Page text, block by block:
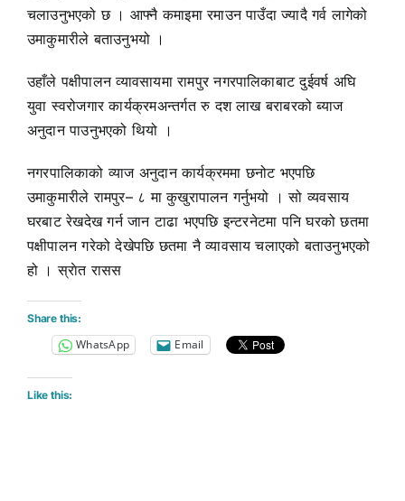
चलाउनुभएको छ । आफ्नै कमाइमा रमाउन पाउँदा ज्यादै गर्व लागेको
उमाकुमारीले बताउनुभयो ।
उहाँले पक्षीपालन व्यावसायमा रामपुर नगरपालिकाबाट दुईवर्ष अघि
युवा स्वरोजगार कार्यक्रमअन्तर्गत रु दश लाख बराबरको ब्याज
अनुदान पाउनुभएको थियो ।
नगरपालिकाको व्याज अनुदान कार्यक्रममा छनोट भएपछि
उमाकुमारीले रामपुर– ८ मा कुखुरापालन गर्नुभयो । सो व्यवसाय
घरबाट रेखदेख गर्न जान टाढा भएपछि इन्टरनेटमा पनि घरको छतमा
पक्षीपालन गरेको देखेपछि छतमा नै व्यावसाय चलाएको बताउनुभएको
हो । स्राेत रासस
Share this:
WhatsApp Email
Like this: